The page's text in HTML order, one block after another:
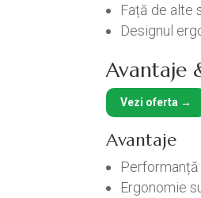
Față de alte
Designul
Avantaje
Vezi oferta →
Avantaje
Ergonomie